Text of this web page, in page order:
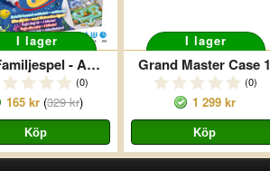
I lager
Spel/Familjespel - Amazing Maze
(0)
165 kr (329 kr)
I lager
Grand Master Case 1
(0)
1 299 kr